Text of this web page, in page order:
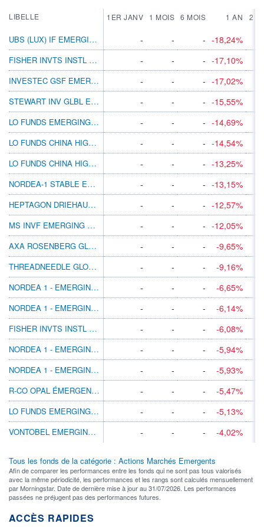
LIBELLE 1ER JANV 1 MOIS 6 MOIS 1 AN 2
UBS (LUX) IF EMERGING MARKETS EQ I A1ACC - - - -18,24%
FISHER INVTS INSTL EM MKTS EQ ESG GBPUNH
- - - -17,10%
INVESTEC GSF EMERGING MKTS EQ J ACC GBP
- - - -17,02%
STEWART INV GLBL EM MKTS LDRS B GBP INC
- - - -15,55%
LO FUNDS EMERGING HIGH CONVICTION GBP NA
- - - -14,69%
LO FUNDS CHINA HIGH CONVICTION SD EUR MD
- - - -14,54%
LO FUNDS CHINA HIGH CONVICTION SD USD SA
- - - -13,25%
NORDEA-1 STABLE EM MARKETS EQ E USD
- - - -13,15%
HEPTAGON DRIEHAUS EM MKTS EQ I1 USD ACC
- - - -12,57%
MS INVF EMERGING MARKETS EQUITY C
- - - -12,05%
AXA ROSENBERG GLB EM MKTS EQ ALP AGBPACC
- - -
-9,65%
THREADNEEDLE GLOBAL EM EQ INS X ACC GBP
- - -
-9,16%
NORDEA 1 - EMERGING WEALTH EQUITY BP EUR
- - -
-6,65%
NORDEA 1 - EMERGING WEALTH EQUITY BC EUR
- - -
-6,14%
FISHER INVTS INSTL EMERG MKTS EQ GBP
- - -
-6,08%
NORDEA 1 - EMERGING WEALTH EQUITY BI EUR
- - -
-5,94%
NORDEA 1 - EMERGING WEALTH EQUITY AI EUR
- - -
-5,93%
R-CO OPAL ÉMERGENTS C CHF
- - -
-5,47%
LO FUNDS EMERGING HIGH CONVICTION USD SA
- - -
-5,13%
VONTOBEL EMERGING MARKETS EQ I GBP
- - - -4,02%
Tous les fonds de la catégorie : Actions Marchés Emergents
Afin de comparer les performances entre les fonds qui ne sont pas tous valorisés
avec la même périodicité, les performances et les rangs sont calculés mensuellement
par Morningstar. Date de dernière mise à jour au 31/07/2026. Les performances
passées ne préjugent pas des performances futures.
ACCÈS RAPIDES